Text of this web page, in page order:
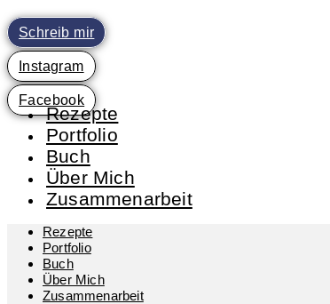
Zum
Inhalt
springen
Schreib mir
Instagram
Facebook
Rezepte
Portfolio
Buch
Über Mich
Zusammenarbeit
Rezepte
Portfolio
Buch
Über Mich
Zusammenarbeit